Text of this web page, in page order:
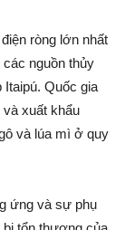
ròng lớn nhất
nguồn thủy
Itaipú. Quốc gia
và xuất khẩu
và lúa mì ở quy
ứng và sự phụ